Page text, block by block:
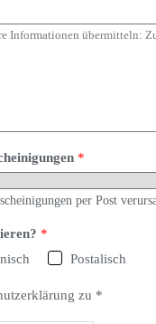
*
per Post
*
Postalisch
zu *